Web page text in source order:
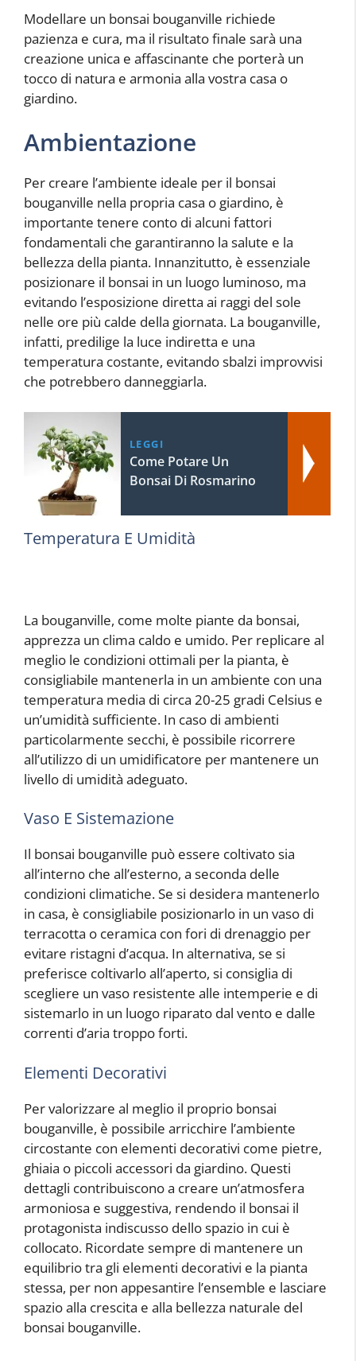
Modellare un bonsai bouganville richiede
pazienza e cura, ma il risultato finale sarà una
creazione unica e affascinante che porterà un
tocco di natura e armonia alla vostra casa o
giardino.
Ambientazione
Per creare l’ambiente ideale per il bonsai
bouganville nella propria casa o giardino, è
importante tenere conto di alcuni fattori
fondamentali che garantiranno la salute e la
bellezza della pianta. Innanzitutto, è essenziale
posizionare il bonsai in un luogo luminoso, ma
evitando l’esposizione diretta ai raggi del sole
nelle ore più calde della giornata. La bouganville,
infatti, predilige la luce indiretta e una
temperatura costante, evitando sbalzi improvvisi
che potrebbero danneggiarla.
LEGGI
Come Potare Un
Bonsai Di Rosmarino
Temperatura E Umidità
La bouganville, come molte piante da bonsai,
apprezza un clima caldo e umido. Per replicare al
meglio le condizioni ottimali per la pianta, è
consigliabile mantenerla in un ambiente con una
temperatura media di circa 20-25 gradi Celsius e
un’umidità sufficiente. In caso di ambienti
particolarmente secchi, è possibile ricorrere
all’utilizzo di un umidificatore per mantenere un
livello di umidità adeguato.
Vaso E Sistemazione
Il bonsai bouganville può essere coltivato sia
all’interno che all’esterno, a seconda delle
condizioni climatiche. Se si desidera mantenerlo
in casa, è consigliabile posizionarlo in un vaso di
terracotta o ceramica con fori di drenaggio per
evitare ristagni d’acqua. In alternativa, se si
preferisce coltivarlo all’aperto, si consiglia di
scegliere un vaso resistente alle intemperie e di
sistemarlo in un luogo riparato dal vento e dalle
correnti d’aria troppo forti.
Elementi Decorativi
Per valorizzare al meglio il proprio bonsai
bouganville, è possibile arricchire l’ambiente
circostante con elementi decorativi come pietre,
ghiaia o piccoli accessori da giardino. Questi
dettagli contribuiscono a creare un’atmosfera
armoniosa e suggestiva, rendendo il bonsai il
protagonista indiscusso dello spazio in cui è
collocato. Ricordate sempre di mantenere un
equilibrio tra gli elementi decorativi e la pianta
stessa, per non appesantire l’ensemble e lasciare
spazio alla crescita e alla bellezza naturale del
bonsai bouganville.